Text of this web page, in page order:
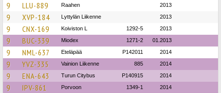
9 LLU-889 Raahen 2013
9 XVP-184 Lyttylän Liikenne 2013
9 CNX-169 Koiviston L 1292-5 2013
9 BUC-339 Miodex 1271-2 01.2013
9 NML-637 Eteläpää P142011 2014
9 YVZ-335 Vainion Liikenne 885 2014
9 ENA-643 Turun Citybus P140915 2014
9 IPV-861 Porvoon 1349-1 2014